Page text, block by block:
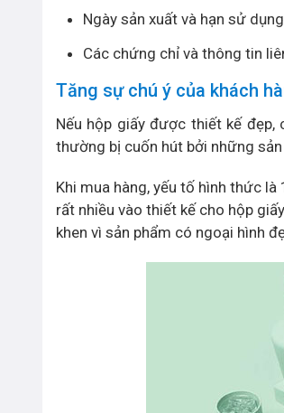
Ngày sản xuất và hạn sử dụng
Các chứng chỉ và thông tin
Tăng sự chú ý của khách
Nếu hộp giấy được thiết kế đẹp,
thường bị cuốn hút bởi những
Khi mua hàng, yếu tố hình thức
rất nhiều vào thiết kế cho hộp
khen vì sản phẩm có ngoại hình